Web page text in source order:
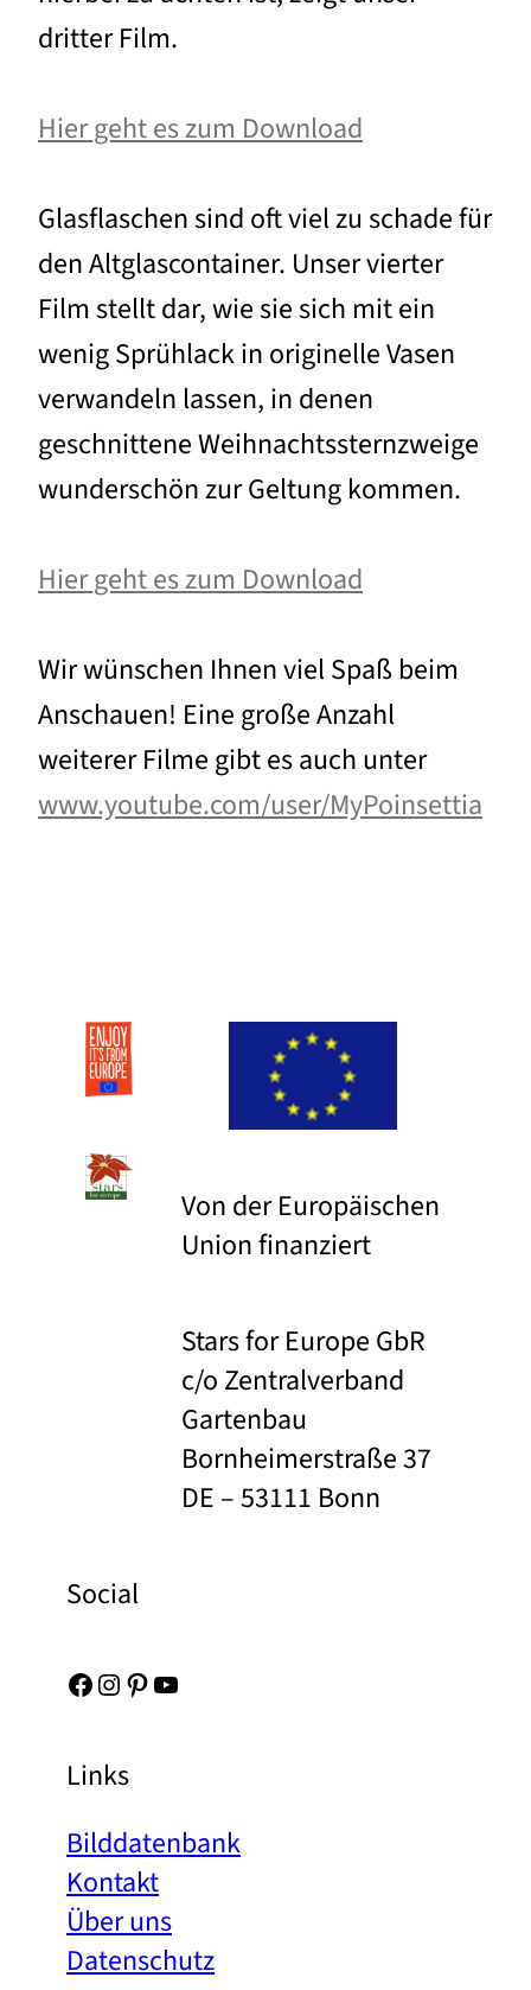
dritter Film.
Hier geht es zum Download
Glasflaschen sind oft viel zu schade für
den Altglascontainer. Unser vierter
Film stellt dar, wie sie sich mit ein
wenig Sprühlack in originelle Vasen
verwandeln lassen, in denen
geschnittene Weihnachtssternzweige
wunderschön zur Geltung kommen.
Hier geht es zum Download
Wir wünschen Ihnen viel Spaß beim
Anschauen! Eine große Anzahl
weiterer Filme gibt es auch unter
www.youtube.com/user/MyPoinsettia
Von der Europäischen
Union finanziert
Stars for Europe GbR
c/o Zentralverband
Gartenbau
Bornheimerstraße 37
DE – 53111 Bonn
Social
Facebook Instagram Pinterest YouTube
Links
Bilddatenbank
Kontakt
Über uns
Datenschutz